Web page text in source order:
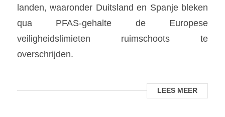
landen, waaronder Duitsland en Spanje bleken
qua PFAS-gehalte de Europese
veiligheidslimieten ruimschoots te
overschrijden.
LEES MEER